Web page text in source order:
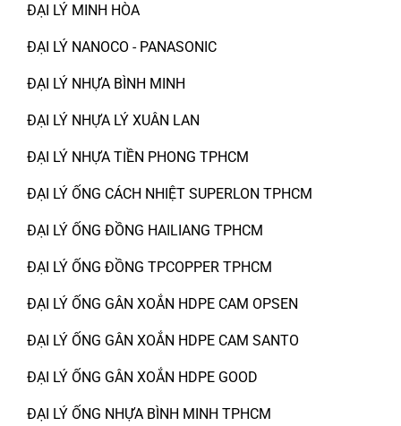
ĐẠI LÝ MINH HÒA
ĐẠI LÝ NANOCO - PANASONIC
ĐẠI LÝ NHỰA BÌNH MINH
ĐẠI LÝ NHỰA LÝ XUÂN LAN
ĐẠI LÝ NHỰA TIỀN PHONG TPHCM
ĐẠI LÝ ỐNG CÁCH NHIỆT SUPERLON TPHCM
ĐẠI LÝ ỐNG ĐỒNG HAILIANG TPHCM
ĐẠI LÝ ỐNG ĐỒNG TPCOPPER TPHCM
ĐẠI LÝ ỐNG GÂN XOẮN HDPE CAM OPSEN
ĐẠI LÝ ỐNG GÂN XOẮN HDPE CAM SANTO
ĐẠI LÝ ỐNG GÂN XOẮN HDPE GOOD
ĐẠI LÝ ỐNG NHỰA BÌNH MINH TPHCM